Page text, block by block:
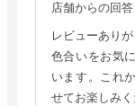
店舗からの回答
レビューありが
色合いをお気
います。これ
せてお楽しみく